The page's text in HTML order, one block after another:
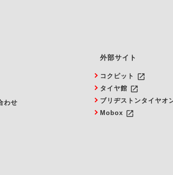
わせ
外部サイト
コクピット launch
タイヤ館 launch
ブリヂストンタイヤオ
Mobox launch